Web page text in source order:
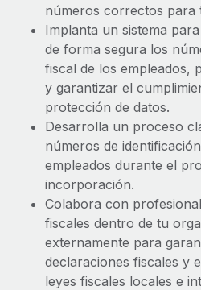
números correctos para
Implanta un sistema
de forma segura los
fiscal de los empleados,
y garantizar el
protección de datos.
Desarrolla un proceso
números de
empleados durante el
incorporación.
Colabora con
fiscales dentro de tu
externamente para
declaraciones fiscales y
leyes fiscales locales e